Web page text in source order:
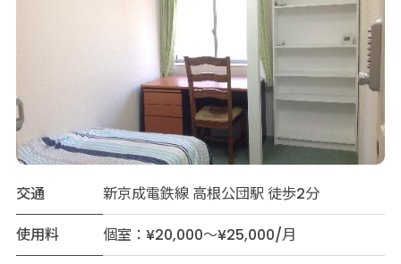
交通
新京成電鉄線 高根公団駅 徒歩2分
使用料
個室：¥20,000～¥25,000/月